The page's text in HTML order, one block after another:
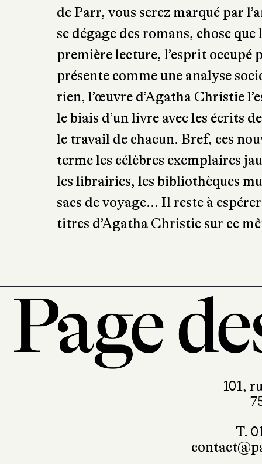
de Parr, vous serez marqué par
se dégage des romans, chose
première lecture, l’esprit
présente comme une analyse
rien, l’œuvre d’Agatha Christie
le biais d’un livre avec les écrits
le travail de chacun. Bref, ces
terme les célèbres exemplaires
les librairies, les bibliothèques
sacs de voyage… Il reste à
titres d’Agatha Christie sur ce
101,
T.